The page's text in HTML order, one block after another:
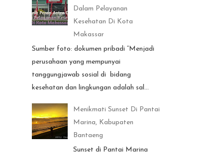
Dalam Pelayanan
Kesehatan Di Kota
Makassar
Sumber foto: dokumen pribadi “Menjadi
perusahaan yang mempunyai
tanggungjawab sosial di bidang
kesehatan dan lingkungan adalah sal...
Menikmati Sunset Di Pantai
Marina, Kabupaten
Bantaeng
Sunset di Pantai Marina